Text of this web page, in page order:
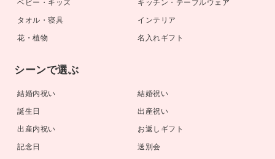
ベビー・キッズ
キッチン・テーブルウェア
タオル・寝具
インテリア
花・植物
名入れギフト
シーンで選ぶ
結婚内祝い
結婚祝い
誕生日
出産祝い
出産内祝い
お返しギフト
記念日
送別会